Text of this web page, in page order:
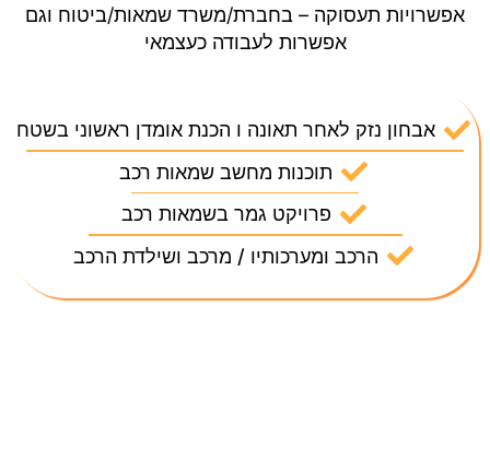
אפשרויות תעסוקה – בחברת/משרד שמאות/ביטוח וגם
אפשרות לעבודה כעצמאי
אבחון נזק לאחר תאונה ו הכנת אומדן ראשוני בשטח
תוכנות מחשב שמאות רכב
פרויקט גמר בשמאות רכב
הרכב ומערכותיו / מרכב ושילדת הרכב